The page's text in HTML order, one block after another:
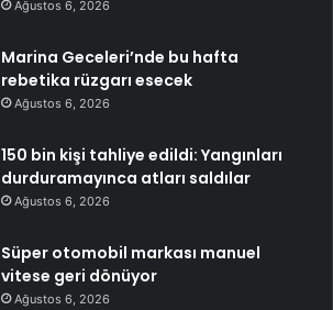
Ağustos 6, 2026
Marina Geceleri’nde bu hafta
rebetika rüzgarı esecek
Ağustos 6, 2026
150 bin kişi tahliye edildi: Yangınları
durduramayınca atları saldılar
Ağustos 6, 2026
Süper otomobil markası manuel
vitese geri dönüyor
Ağustos 6, 2026